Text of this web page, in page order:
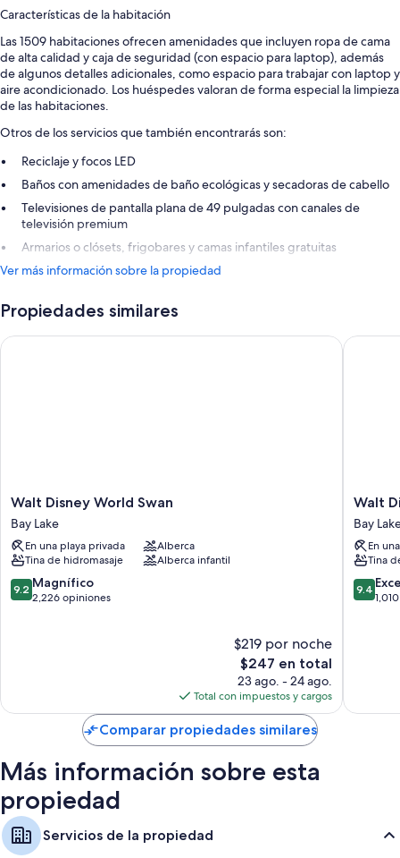
Características de la habitación
Las 1509 habitaciones ofrecen amenidades que incluyen ropa de cama
de alta calidad y caja de seguridad (con espacio para laptop), además
de algunos detalles adicionales, como espacio para trabajar con laptop y
aire acondicionado. Los huéspedes valoran de forma especial la limpieza
de las habitaciones.
Otros de los servicios que también encontrarás son:
Reciclaje y focos LED
Baños con amenidades de baño ecológicas y secadoras de cabello
Televisiones de pantalla plana de 49 pulgadas con canales de
televisión premium
Armarios o clósets, frigobares y camas infantiles gratuitas
Ver más información sobre la propiedad
Propiedades similares
Walt
Disney
World
Swan
Bay
Lake
Walt Disney World Swan
Bay Lake
En una playa privada
Alberca
Tina de hidromasaje
Alberca infantil
9.2
de
9.2 Magnífico
2,226 opiniones
$219 por noche
El
precio
actual
es
de
$247
$247 en total
23 ago. - 24 ago.
Total con impuestos y cargos
Walt Disney World Swan
Walt
Disney
World
Swan
Reserve
Bay
Lake
Walt
Bay
En
Tina
9.4
de
9.4
Walt
Comparar propiedades similares
Más información sobre esta
propiedad
Servicios de la propiedad